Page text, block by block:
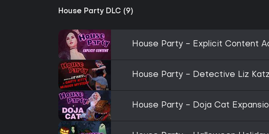
House Party DLC (9)
House Party - Explicit Content
House Party - Detective Liz
House Party - Doja Cat